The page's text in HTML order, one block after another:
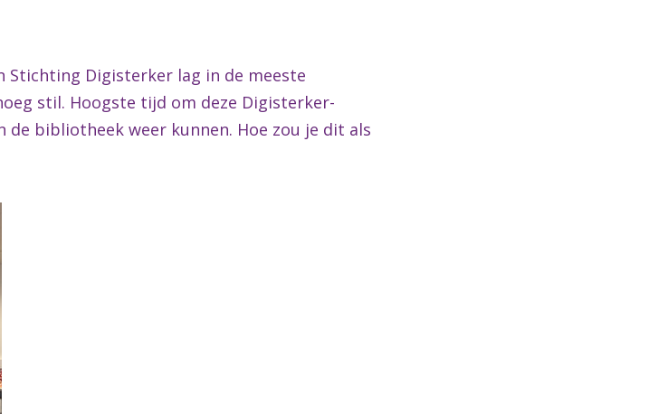
Stichting Digisterker lag in de meeste
stil. Hoogste tijd om deze Digisterker-
de bibliotheek weer kunnen. Hoe zou je dit als